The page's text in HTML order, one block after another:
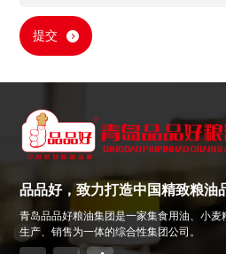
提交
品品好，致力打造中国精致粮油
青岛品品好粮油集团是一家集食用油、小麦
生产、销售为一体的综合性集团公司。